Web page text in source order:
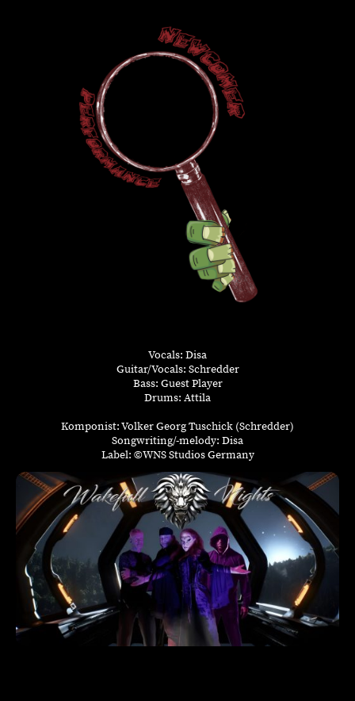
Vocals: Disa
Guitar/Vocals: Schredder
Bass: Guest Player
Drums: Attila
Komponist: Volker Georg Tuschick (Schredder)
Songwriting/-melody: Disa
Label: ©WNS Studios Germany